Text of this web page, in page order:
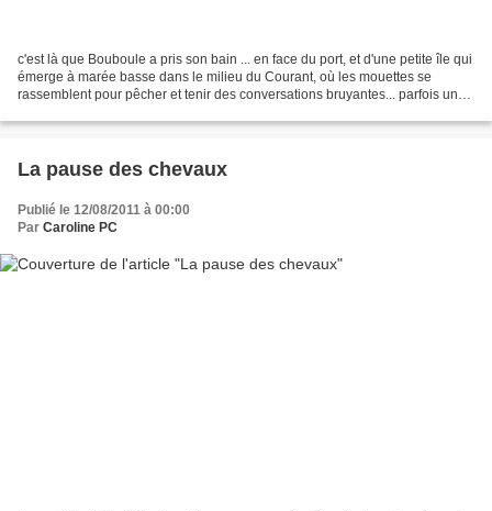
c'est là que Bouboule a pris son bain ... en face du port, et d'une petite île qui
émerge à marée basse dans le milieu du Courant, où les mouettes se
rassemblent pour pêcher et tenir des conversations bruyantes... parfois une
La pause des chevaux
Publié le 12/08/2011 à 00:00
Par Caroline PC